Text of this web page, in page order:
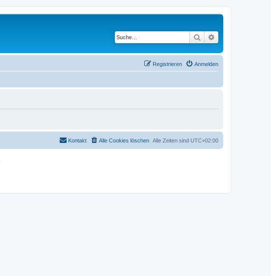
Suche
Anmelden
Registrieren
Alle Zeiten sind UTC+02:00
Alle Cookies löschen
Kontakt